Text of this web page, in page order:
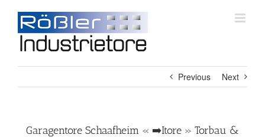
content
Previous Next
Garagentore Schaafheim « ➡️Itore » Torbau &